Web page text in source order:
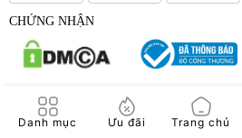
Danh mục Ưu đãi Trang chủ
CHỨNG NHẬN
© 2017 - Bản quyền của Công Ty Cổ
Japana.vn